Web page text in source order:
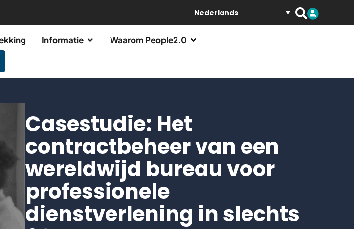
Nederlands
Informatie
Waarom People2.0
Casestudie: Het
contractbeheer van een
wereldwijd bureau voor
professionele
dienstverlening in slechts